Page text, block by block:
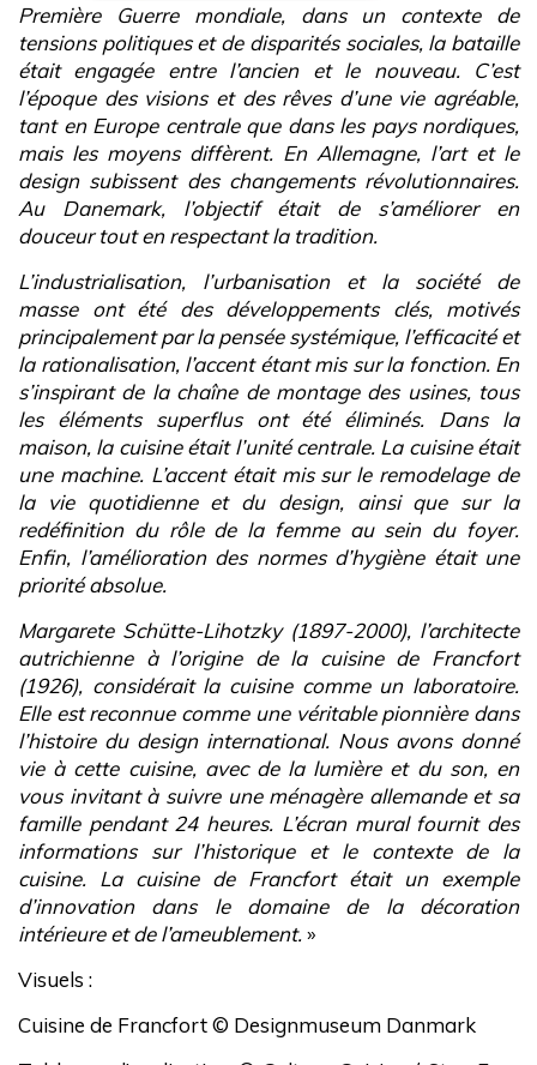
Première Guerre mondiale, dans un contexte de
tensions politiques et de disparités sociales, la bataille
était engagée entre l’ancien et le nouveau. C’est
l’époque des visions et des rêves d’une vie agréable,
tant en Europe centrale que dans les pays nordiques,
mais les moyens diffèrent. En Allemagne, l’art et le
design subissent des changements révolutionnaires.
Au Danemark, l’objectif était de s’améliorer en
douceur tout en respectant la tradition.
L’industrialisation, l’urbanisation et la société de
masse ont été des développements clés, motivés
principalement par la pensée systémique, l’efficacité et
la rationalisation, l’accent étant mis sur la fonction. En
s’inspirant de la chaîne de montage des usines, tous
les éléments superflus ont été éliminés. Dans la
maison, la cuisine était l’unité centrale. La cuisine était
une machine. L’accent était mis sur le remodelage de
la vie quotidienne et du design, ainsi que sur la
redéfinition du rôle de la femme au sein du foyer.
Enfin, l’amélioration des normes d’hygiène était une
priorité absolue.
Margarete Schütte-Lihotzky (1897-2000), l’architecte
autrichienne à l’origine de la cuisine de Francfort
(1926), considérait la cuisine comme un laboratoire.
Elle est reconnue comme une véritable pionnière dans
l’histoire du design international. Nous avons donné
vie à cette cuisine, avec de la lumière et du son, en
vous invitant à suivre une ménagère allemande et sa
famille pendant 24 heures. L’écran mural fournit des
informations sur l’historique et le contexte de la
cuisine. La cuisine de Francfort était un exemple
d’innovation dans le domaine de la décoration
intérieure et de l’ameublement.»
Visuels :
Cuisine de Francfort © Designmuseum Danmark